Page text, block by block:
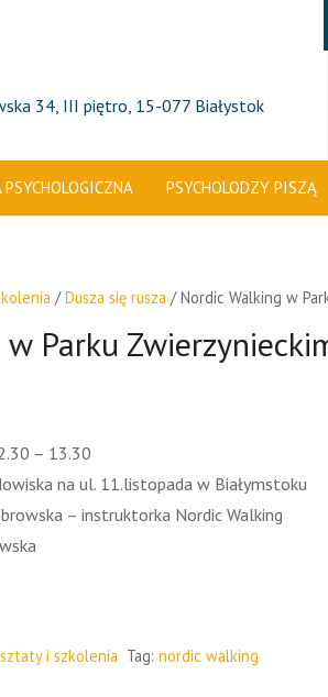
34, III piętro, 15-077 Białystok
PSYCHOLODZY PISZĄ
/Dusza się rusza / Nordic Walking w
Parku
– 13.30
na ul. 11.listopada w Białymstoku
– instruktorka Nordic Walking
i szkolenia Tag:nordic walking